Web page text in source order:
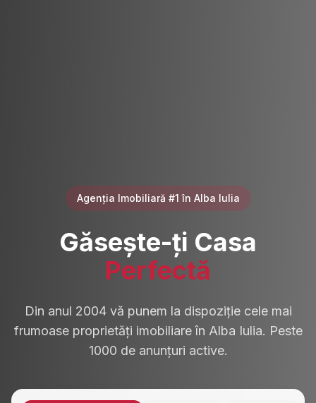
Agenția Imobiliară #1 în Alba Iulia
Găsește-ți Casa
Perfectă
Din anul 2004 vă punem la dispoziție cele mai
frumoase proprietăți imobiliare în Alba Iulia. Peste
1000 de anunțuri active.